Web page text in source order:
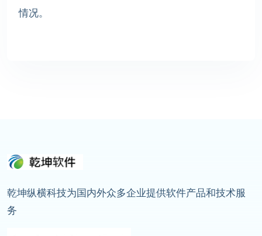
情况。
乾坤纵横科技为国内外众多企业提供软件产品和技术服
务